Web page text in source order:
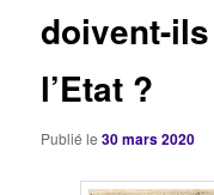
doivent-
l’Etat ?
Publié le30 mars 2020